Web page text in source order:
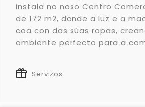
instala no noso Centro
de 172 m2, donde a luz e a
coa con das súas ropas,
ambiente perfecto para a

 Servizos